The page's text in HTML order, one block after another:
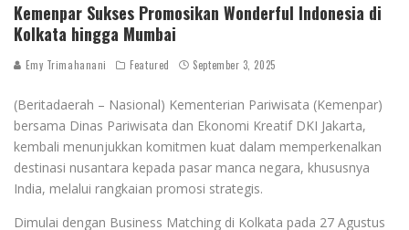
Kemenpar Sukses Promosikan Wonderful Indonesia di
Kolkata hingga Mumbai
Emy Trimahanani Featured September 3, 2025
(Beritadaerah – Nasional) Kementerian Pariwisata (Kemenpar)
bersama Dinas Pariwisata dan Ekonomi Kreatif DKI Jakarta,
kembali menunjukkan komitmen kuat dalam memperkenalkan
destinasi nusantara kepada pasar manca negara, khususnya
India, melalui rangkaian promosi strategis.
Dimulai dengan Business Matching di Kolkata pada 27 Agustus